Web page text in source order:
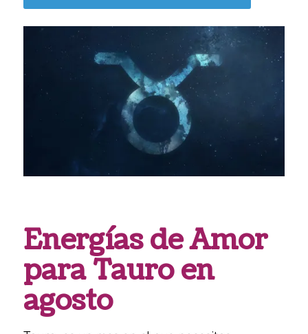
Energías de Amor
para Tauro en
agosto